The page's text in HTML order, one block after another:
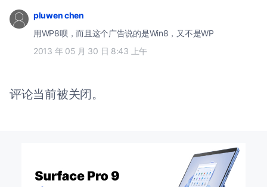
pluwen chen
用WP8呗，而且这个广告说的是Win8，又不是WP
2013 年 05 月 30 日 8:43 上午
评论当前被关闭。